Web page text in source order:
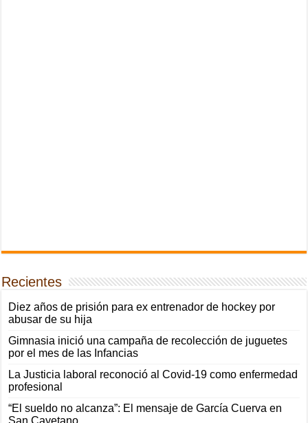
Recientes
Diez años de prisión para ex entrenador de hockey por
abusar de su hija
Gimnasia inició una campaña de recolección de juguetes
por el mes de las Infancias
La Justicia laboral reconoció al Covid-19 como enfermedad
profesional
“El sueldo no alcanza”: El mensaje de García Cuerva en
San Cayetano